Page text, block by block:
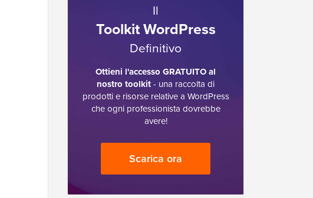
Il
Toolkit WordPress
Definitivo
Ottieni l'accesso GRATUITO al
nostro toolkit- una raccolta di
prodotti e risorse relative a WordPress
che ogni professionista dovrebbe
avere!
Scarica ora